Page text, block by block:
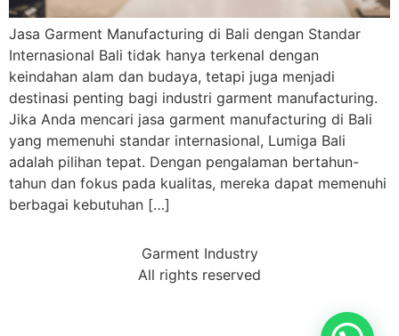
Jasa Garment Manufacturing di Bali dengan Standar
Internasional Bali tidak hanya terkenal dengan
keindahan alam dan budaya, tetapi juga menjadi
destinasi penting bagi industri garment manufacturing.
Jika Anda mencari jasa garment manufacturing di Bali
yang memenuhi standar internasional, Lumiga Bali
adalah pilihan tepat. Dengan pengalaman bertahun-
tahun dan fokus pada kualitas, mereka dapat memenuhi
berbagai kebutuhan […]
Garment Industry
All rights reserved